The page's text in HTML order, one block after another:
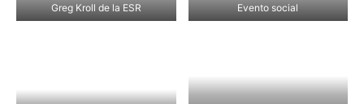
Greg Kroll de la ESR Evento social